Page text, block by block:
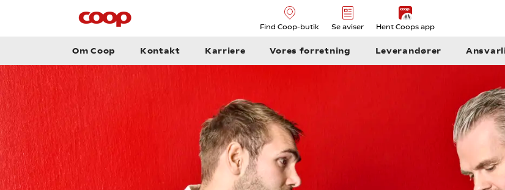
Find Coop-butik Se aviser Hent Coops app
Om Coop Kontakt Karriere Vores forretning Leverandører